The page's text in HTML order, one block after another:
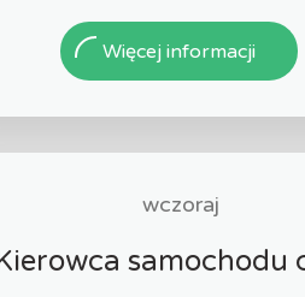
Więcej informacji
wczoraj